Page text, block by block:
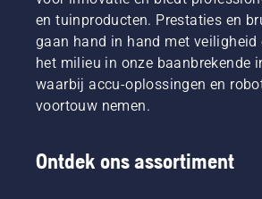
en tuinproducten. Prestaties en
gaan hand in hand met veiligheid
het milieu in onze baanbrekende
waarbij accu-oplossingen en
voortouw nemen.
Ontdek ons assortiment